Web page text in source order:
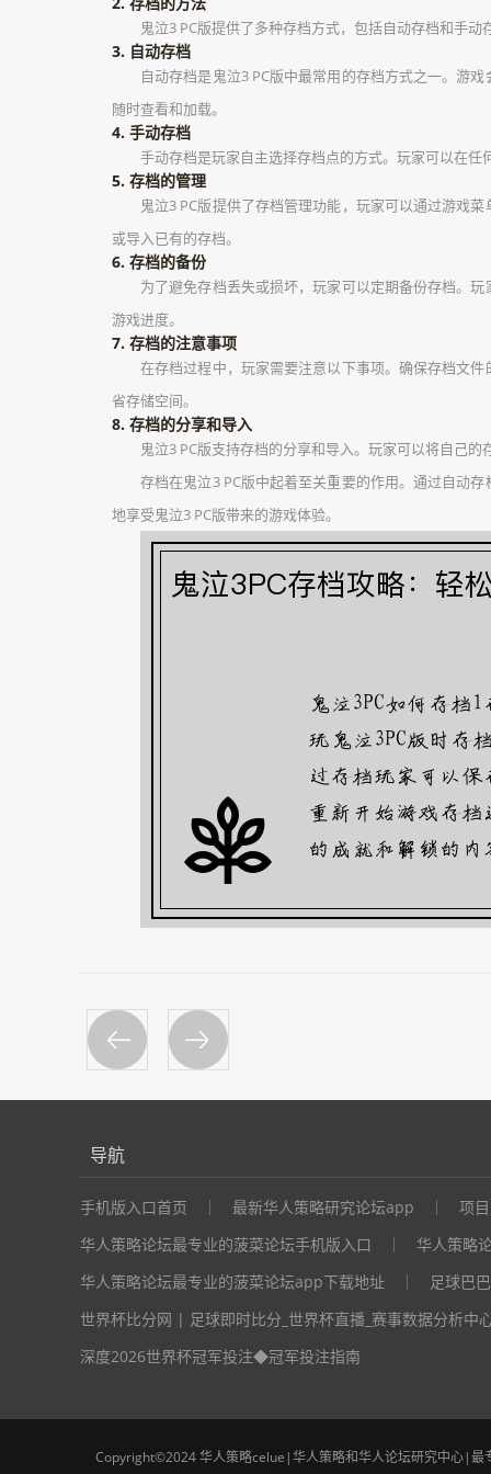
鬼泣3 PC版提供了多种存档方式，包括自动存档和手
3. 自动存档
自动存档是鬼泣3 PC版中最常用的存档方式之一。游
随时查看和加载。
4. 手动存档
手动存档是玩家自主选择存档点的方式。玩家可以在
5. 存档的管理
鬼泣3 PC版提供了存档管理功能，玩家可以通过游戏
或导入已有的存档。
6. 存档的备份
为了避免存档丢失或损坏，玩家可以定期备份存档。
游戏进度。
7. 存档的注意事项
在存档过程中，玩家需要注意以下事项。确保存档文
省存储空间。
8. 存档的分享和导入
鬼泣3 PC版支持存档的分享和导入。玩家可以将自己
存档在鬼泣3 PC版中起着至关重要的作用。通过自动
地享受鬼泣3 PC版带来的游戏体验。
导航
手机版入口首页 最新华人策略研究论坛app
项
华人策略论坛最专业的菠菜论坛手机版入口
华人策略
华人策略论坛最专业的菠菜论坛app下载地址
足球巴
世界杯比分网 | 足球即时比分_世界杯直播_赛事数据分析中
深度2026世界杯冠军投注◆冠军投注指南
Copyright©2024 华人策略celue|华人策略和华人论坛研究中心|最